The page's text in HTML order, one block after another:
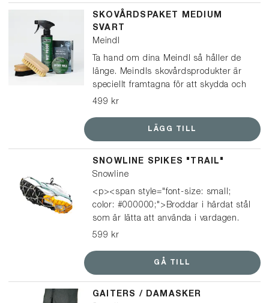
SKOVÅRDSPAKET MEDIUM
SVART
Meindl
Ta hand om dina Meindl så håller de
länge. Meindls skovårdsprodukter är
speciellt framtagna för att skydda och
vårda Meindl-kängor och skor. Det här
i svart läder, och kan också användas
look.
499 kr
LÄGG TILL
SNOWLINE SPIKES "TRAIL"
Snowline
<p><span style="font-size: small;
color: #000000;">Broddar i härdat stål
som är lätta att använda i vardagen.
De passar på i princip alla typer av
kängor, och är enkla att ta på och av
</br> <p><span style="font-size:
small; color: #000000;">Perfekta till
599 kr
GÅ TILL
GAITERS / DAMASKER